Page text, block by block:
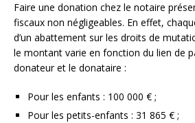
Faire une donation chez le notaire
fiscaux non négligeables. En effet,
d’un abattement sur les droits de
le montant varie en fonction du lien de
donateur et le donataire :
Pour les enfants : 100 000 € ;
Pour les petits-enfants : 31 865 € ;